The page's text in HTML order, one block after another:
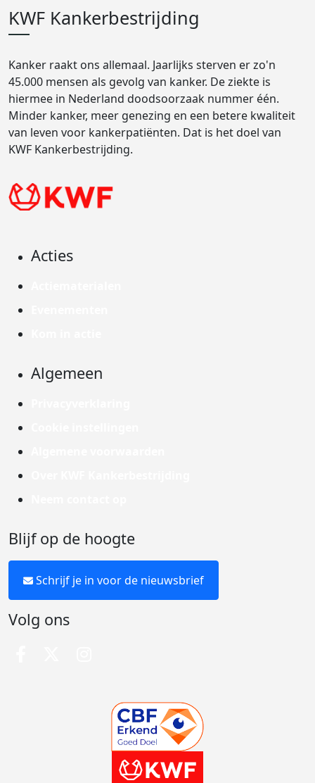
KWF Kankerbestrijding
Kanker raakt ons allemaal. Jaarlijks sterven er zo'n
45.000 mensen als gevolg van kanker. De ziekte is
hiermee in Nederland doodsoorzaak nummer één.
Minder kanker, meer genezing en een betere kwaliteit
van leven voor kankerpatiënten. Dat is het doel van
KWF Kankerbestrijding.
Acties
Algemeen
Blijf op de hoogte
Schrijf je in voor de nieuwsbrief
Volg ons